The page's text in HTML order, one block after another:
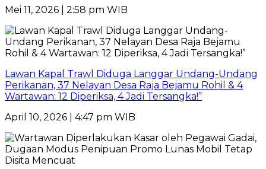
Mei 11, 2026 | 2:58 pm WIB
Lawan Kapal Trawl Diduga Langgar Undang-Undang
Perikanan, 37 Nelayan Desa Raja Bejamu Rohil & 4
Wartawan: 12 Diperiksa, 4 Jadi Tersangka!”
April 10, 2026 | 4:47 pm WIB